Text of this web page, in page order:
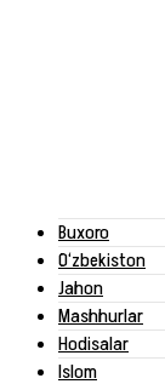
Buxoro
O‘zbekiston
Jahon
Mashhurlar
Hodisalar
Islom